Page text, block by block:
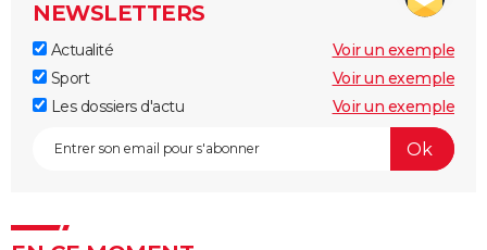
NEWSLETTERS
Actualité
Voir un exemple
Sport
Voir un exemple
Les dossiers d'actu
Voir un exemple